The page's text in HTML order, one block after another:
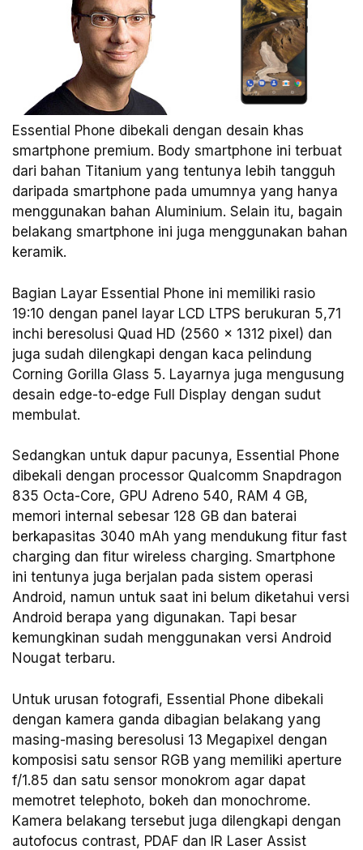
Essential Phone dibekali dengan desain khas
smartphone premium. Body smartphone ini terbuat
dari bahan Titanium yang tentunya lebih tangguh
daripada smartphone pada umumnya yang hanya
menggunakan bahan Aluminium. Selain itu, bagain
belakang smartphone ini juga menggunakan bahan
keramik.
Bagian Layar Essential Phone ini memiliki rasio
19:10 dengan panel layar LCD LTPS berukuran 5,71
inchi beresolusi Quad HD (2560 x 1312 pixel) dan
juga sudah dilengkapi dengan kaca pelindung
Corning Gorilla Glass 5. Layarnya juga mengusung
desain edge-to-edge Full Display dengan sudut
membulat.
Sedangkan untuk dapur pacunya, Essential Phone
dibekali dengan processor Qualcomm Snapdragon
835 Octa-Core, GPU Adreno 540, RAM 4 GB,
memori internal sebesar 128 GB dan baterai
berkapasitas 3040 mAh yang mendukung fitur fast
charging dan fitur wireless charging. Smartphone
ini tentunya juga berjalan pada sistem operasi
Android, namun untuk saat ini belum diketahui versi
Android berapa yang digunakan. Tapi besar
kemungkinan sudah menggunakan versi Android
Nougat terbaru.
Untuk urusan fotografi, Essential Phone dibekali
dengan kamera ganda dibagian belakang yang
masing-masing beresolusi 13 Megapixel dengan
komposisi satu sensor RGB yang memiliki aperture
f/1.85 dan satu sensor monokrom agar dapat
memotret telephoto, bokeh dan monochrome.
Kamera belakang tersebut juga dilengkapi dengan
autofocus contrast, PDAF dan IR Laser Assist